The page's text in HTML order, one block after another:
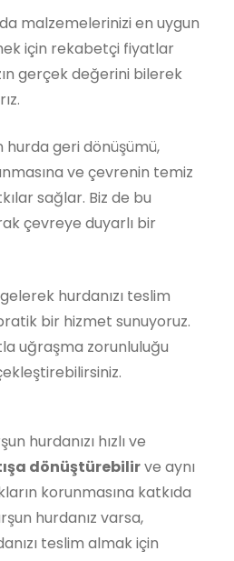
malzemelerinizi en uygun
için rekabetçi fiyatlar
gerçek değerini bilerek
hurda geri dönüşümü,
ve çevrenin temiz
sağlar. Biz de bu
çevreye duyarlı bir
hurdanızı teslim
bir hizmet sunuyoruz.
uğraşma zorunluluğu
hurdanızı hızlı ve
dönüştürebilirve aynı
korunmasına katkıda
hurdanız varsa,
teslim almak için